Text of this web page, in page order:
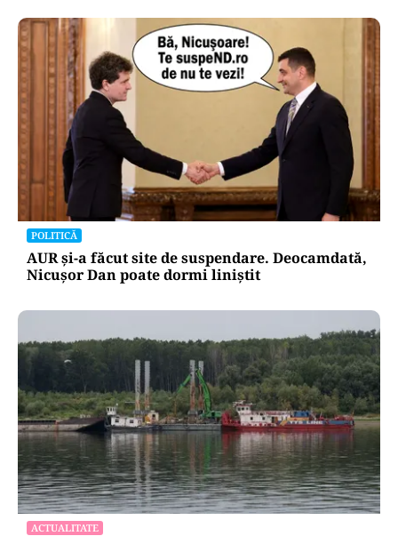
POLITICĂ
AUR și-a făcut site de suspendare. Deocamdată,
Nicușor Dan poate dormi liniștit
ACTUALITATE